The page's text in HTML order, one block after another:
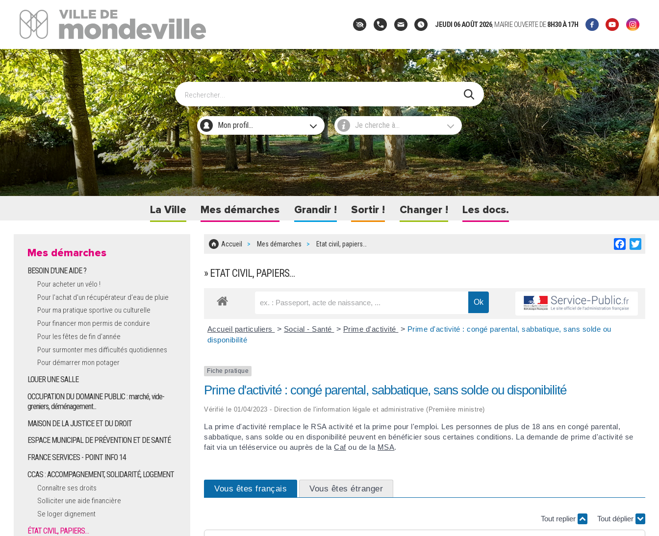
Site Officiel de la ville de Mondeville
JEUDI 06 AOÛT 2026, MAIRIE OUVERTE DE8H30À 17H
Mon profil... Je cherche à...
La Ville Mes démarches Grandir ! Sortir ! Changer ! Les docs.
Facebook
Accueil Mes démarches Etat civil, papiers…
» ETAT CIVIL, PAPIERS…
Accueil particuliers > Social - Santé > Prime d'activité > Prime d'activité : congé parental, sabbatique, sans solde ou
disponibilité
Fiche pratique
Prime d'activité : congé parental, sabbatique, sans solde ou disponibilité
Vérifié le 01/04/2023 - Direction de l'information légale et administrative (Première ministre)
La prime d'activité remplace le RSA activité et la prime pour l'emploi. Les personnes de plus de 18 ans en congé parental,
sabbatique, sans solde ou en disponibilité peuvent en bénéficier sous certaines conditions. La demande de prime d'activité se
fait via un téléservice ou auprès de laCafou de la MSA.
Vous êtes français Vous êtes étranger
Tout replier Tout déplier
Mes démarches
BESOIN D'UNE AIDE ?
Pour acheter un vélo !
Pour l'achat d’un récupérateur d’eau de pluie
Pour ma pratique sportive ou culturelle
Pour financer mon permis de conduire
Pour les fêtes de fin d'année
Pour surmonter mes difficultés quotidiennes
Pour démarrer mon potager
LOUER UNE SALLE
OCCUPATION DU DOMAINE PUBLIC : marché, vide-
greniers, déménagement...
MAISON DE LA JUSTICE ET DU DROIT
ESPACE MUNICIPAL DE PRÉVENTION ET DE SANTÉ
FRANCE SERVICES - POINT INFO 14
CCAS : ACCOMPAGNEMENT, SOLIDARITÉ, LOGEMENT
Connaître ses droits
Solliciter une aide financière
Se loger dignement
ÉTAT CIVIL, PAPIERS…